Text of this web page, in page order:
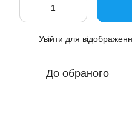
Увійти для
До обраного